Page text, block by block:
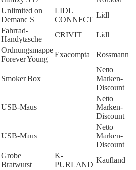
Unlimited on
Demand S
LIDL
CONNECT
Lidl
Fahrrad-
Handytasche
CRIVIT Lidl
Ordnungsmappe
Forever Young
Exacompta Rossmann
Smoker Box
Netto
Marken-
Discount
USB-Maus
Netto
Marken-
Discount
USB-Maus
Netto
Marken-
Discount
Grobe
Bratwurst
K-
PURLAND
Kaufland